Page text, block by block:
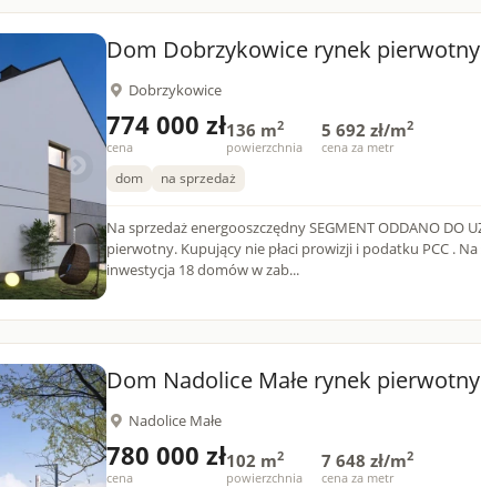
Dom Dobrzykowice rynek pierwotny
Dobrzykowice
774 000 zł
cena
136 m2
powierzchnia
5 692 zł/m2
cena za metr
dom na sprzedaż
Na sprzedaż energooszczędny SEGMENT ODDANO DO UŻYTKU Rynek
pierwotny. Kupujący nie płaci prowizji i podatku PCC . Na sprzedaż: Kameralna
inwestycja 18 domów w zab...
Dom Nadolice Małe rynek pierwotny
Nadolice Małe
780 000 zł
cena
102 m2
powierzchnia
7 648 zł/m2
cena za metr